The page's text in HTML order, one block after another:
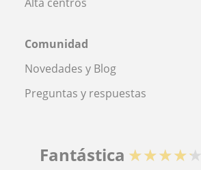
Comunidad
Novedades y Blog
Preguntas y respuestas
Fantástica ★★★★★